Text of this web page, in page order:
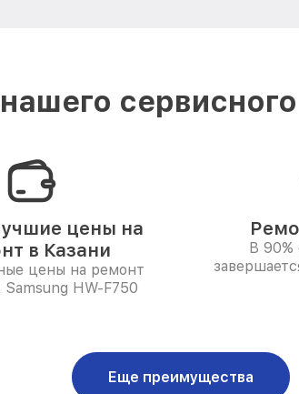
цены на
в Казани
цены на ремонт
Samsung HW-F750
В 90%
Еще преимущества